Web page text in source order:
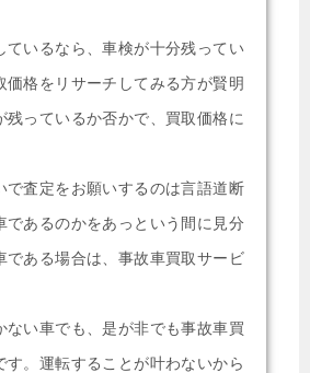
ているなら、車検が十分残ってい
価格をリサーチしてみる方が賢明
残っているか否かで、買取価格に
で査定をお願いするのは言語道断
であるのかをあっという間に見分
である場合は、事故車買取サービ
ない車でも、是が非でも事故車買
す。運転することが叶わないから